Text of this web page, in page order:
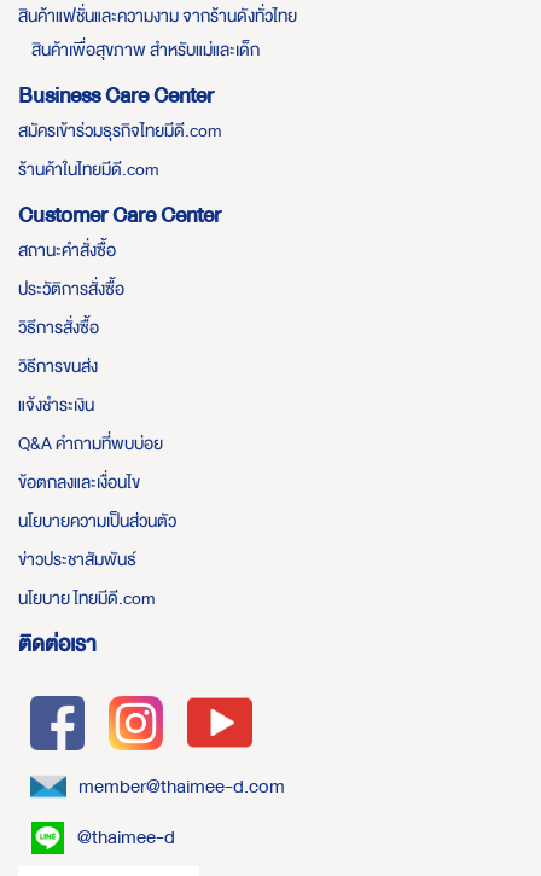
สินค้าแฟชั่นและความงาม จากร้านดังทั่วไทย
สินค้าเพื่อสุขภาพ สำหรับแม่และเด็ก
Business Care Center
สมัครเข้าร่วมธุรกิจไทยมีดี.com
ร้านค้าในไทยมีดี.com
Customer Care Center
สถานะคำสั่งซื้อ
ประวัติการสั่งซื้อ
วิธีการสั่งซื้อ
วิธีการขนส่ง
แจ้งชำระเงิน
Q&A คำถามที่พบบ่อย
ข้อตกลงและเงื่อนไข
นโยบายความเป็นส่วนตัว
ข่าวประชาสัมพันธ์
นโยบาย ไทยมีดี.com
ติดต่อเรา
member@thaimee-d.com
@thaimee-d